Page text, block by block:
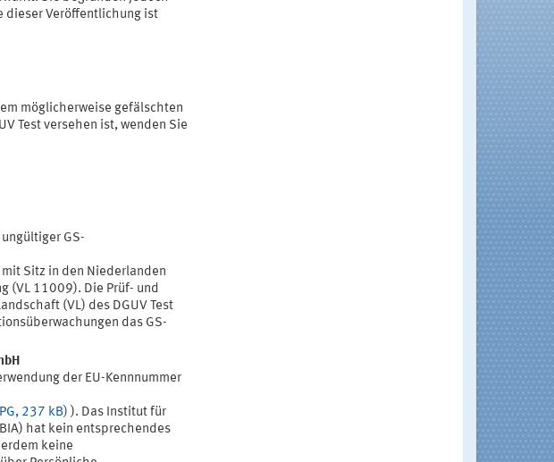
dieser Veröffentlichung ist
möglicherweise gefälschten
Test versehen ist, wenden Sie
GS-
Sitz in den Niederlanden
(VL 11009). Die Prüf- und
(VL) des DGUV Test
das GS-
der EU-Kennnummer
237 kB) ). Das Institut für
hat kein entsprechendes
keine